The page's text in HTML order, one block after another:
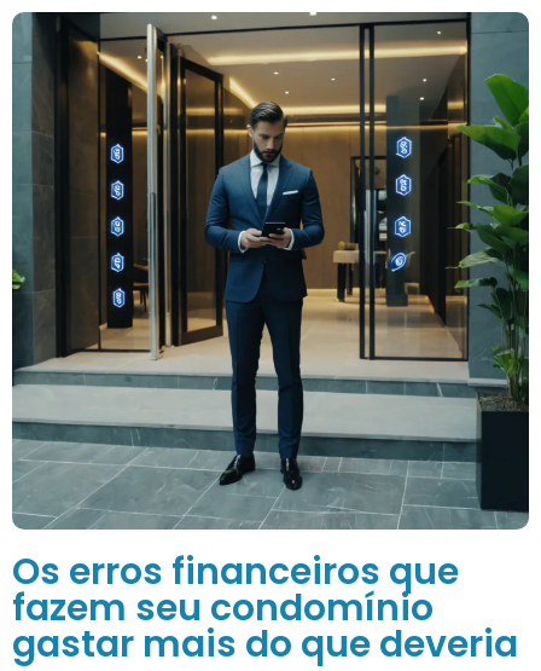
Os erros financeiros que
fazem seu condomínio
gastar mais do que deveria